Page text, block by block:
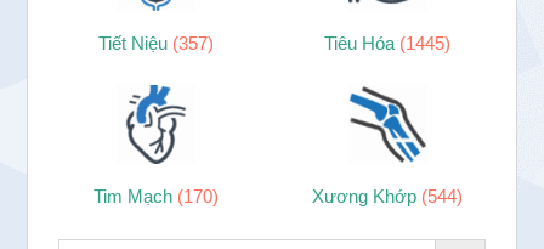
Tiết Niệu (357) Tiêu Hóa (1445)
Tim Mạch (170) Xương Khớp (544)